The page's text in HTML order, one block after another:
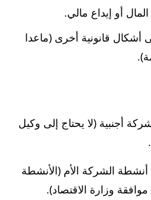
أو إيداع مالي.
أشكال قانونية أخرى (ماعدا
لشركة أجنبية (لا يحتاج إلى وكيل
الشركة الأم (الأنشطة
وزارة الاقتصاد).